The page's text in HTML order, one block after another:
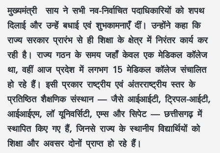
मुख्यमंत्री साय ने सभी नव-निर्वाचित पदाधिकारियों को शपथ
दिलाई और उन्हें बधाई एवं शुभकामनाएँ दीं। उन्होंने कहा कि
राज्य सरकार प्रारंभ से ही शिक्षा के क्षेत्र में निरंतर कार्य कर
रही है। राज्य गठन के समय जहाँ केवल एक मेडिकल कॉलेज
था, वहीं आज प्रदेश में लगभग 15 मेडिकल कॉलेज संचालित
हो रहे हैं। इसी प्रकार राष्ट्रीय एवं अंतरराष्ट्रीय स्तर के
प्रतिष्ठित शैक्षणिक संस्थान — जैसे आईआईटी, ट्रिपल-आईटी,
आईआईएम, लॉ यूनिवर्सिटी, एम्स और सिपेट — छत्तीसगढ़ में
स्थापित किए गए हैं, जिनसे राज्य के स्थानीय विद्यार्थियों को
शिक्षा और अवसर दोनों प्राप्त हो रहे हैं।